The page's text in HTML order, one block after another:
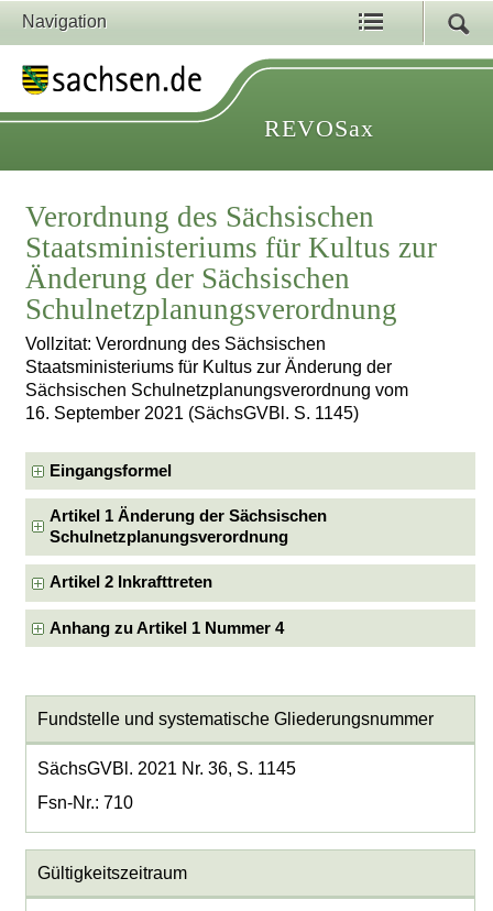
Navigation
REVOSax
Verordnung des Sächsischen
Staatsministeriums für Kultus zur
Änderung der Sächsischen
Schulnetzplanungsverordnung
Vollzitat: Verordnung des Sächsischen
Staatsministeriums für Kultus zur Änderung der
Sächsischen Schulnetzplanungsverordnung vom
16. September 2021 (SächsGVBl. S. 1145)
Eingangsformel
Artikel 1 Änderung der Sächsischen
Schulnetzplanungsverordnung
Artikel 2 Inkrafttreten
Anhang zu Artikel 1 Nummer 4
Fundstelle und systematische Gliederungsnummer
SächsGVBl. 2021 Nr. 36, S. 1145
Fsn-Nr.: 710
Gültigkeitszeitraum